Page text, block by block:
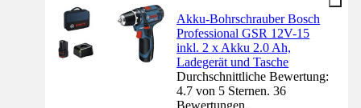
Akku-Bohrschrauber Bosch
Professional GSR 12V-15
inkl. 2 x Akku 2.0 Ah,
Ladegerät und Tasche
Durchschnittliche Bewertung:
4.7 von 5 Sternen. 36
Bewertungen.